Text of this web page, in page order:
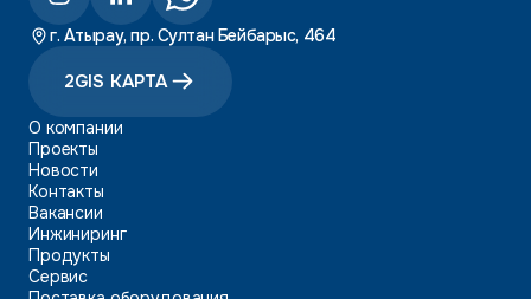
г. Атырау, пр. Султан Бейбарыс, 464
2GIS КАРТА
О компании
Проекты
Новости
Контакты
Вакансии
Инжиниринг
Продукты
Сервис